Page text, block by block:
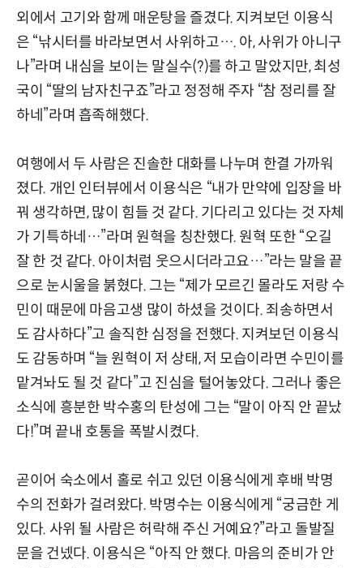
외에서 고기와 함께 매운탕을 즐겼다. 지켜보던 이용식
은 “낚시터를 바라보면서 사위하고…. 아, 사위가 아니구
나”라며 내심을 보이는 말실수(?)를 하고 말았지만, 최성
국이 “딸의 남자친구죠”라고 정정해 주자 “참 정리를 잘
하네”라며 흡족해했다.
여행에서 두 사람은 진솔한 대화를 나누며 한결 가까워
졌다. 개인 인터뷰에서 이용식은 “내가 만약에 입장을 바
꿔 생각하면, 많이 힘들 것 같다. 기다리고 있다는 것 자체
가 기특하네…”라며 원혁을 칭찬했다. 원혁 또한 “오길
잘 한 것 같다. 아이처럼 웃으시더라고요…”라는 말을 끝
으로 눈시울을 붉혔다. 그는 “제가 모르긴 몰라도 저랑 수
민이 때문에 마음고생 많이 하셨을 것이다. 죄송하면서
도 감사하다”고 솔직한 심정을 전했다. 지켜보던 이용식
도 감동하며 “늘 원혁이 저 상태, 저 모습이라면 수민이를
맡겨놔도 될 것 같다”고 진심을 털어놓았다. 그러나 좋은
소식에 흥분한 박수홍의 탄성에 그는 “말이 아직 안 끝났
다!”며 끝내 호통을 폭발시켰다.
곧이어 숙소에서 홀로 쉬고 있던 이용식에게 후배 박명
수의 전화가 걸려왔다. 박명수는 이용식에게 “궁금한 게
있다. 사위 될 사람은 허락해 주신 거예요?”라고 돌발질
문을 건넸다. 이용식은 “아직 안 했다. 마음의 준비가 안